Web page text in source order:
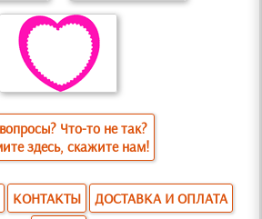
Что-то не так?
здесь, скажите нам!
КОНТАКТЫ ДОСТАВКА И ОПЛАТА